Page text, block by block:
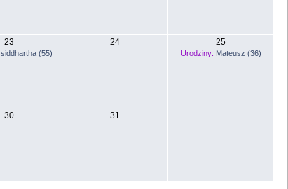
23
siddhartha (55)
24 25
Urodziny: Mateusz (36)
30 31